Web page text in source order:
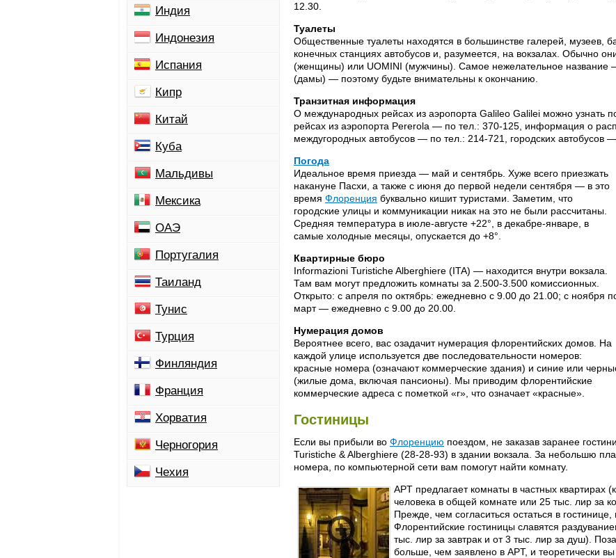
12.30.
Туалеты
Общественные туалеты находятся в большинстве галерей, музеев,
конечных станциях автобусов и, разумеется, на вокзалах. Обычно
(женщины) или UOMINI (мужчины). Самое нежелательное название
(дамы) — поэтому будьте внимательны к окончанию.
Транзитная информация
О международных рейсах из аэропорта Galileo Galilei можно узнать
рейсах из аэропорта Pererola — по тел.: 370-125, информация о
междугородных автобусов — по тел.: 214-721, городских автобусов
Погода
Идеальное время приезда — май и сентябрь. Хуже всего приезжать
накануне Пасхи, а также с июня до первой недели сентября — в это
время Флоренция буквально кишит туристами. Заметим, что
городские улицы и коммуникации никак на это не были рассчитаны.
Средняя температура в июле-августе +22°, в декабре-январе, в
самые холодные месяцы, опускается до +8°.
Квартирные бюро
Informazioni Turistiche Alberghiere (ITA) — находится внутри вокзала.
Там вам могут предложить комнаты за 2.500-3.500 комиссионных.
Открыто: с апреля по октябрь: ежедневно с 9.00 до 21.00; с ноября
март — ежедневно с 9.00 до 20.00.
Нумерация домов
Вероятнее всего, вас озадачит нумерация флорентийских домов. На
каждой улице используется две последовательности номеров:
красные номера (означают коммерческие здания) и синие или
(жилые дома, включая пансионы). Мы приводим флорентийские
коммерческие адреса с пометкой «r», что означает «красные».
Гостиницы
Если вы прибыли во Флоренцию поездом, не заказав заранее
Turistiche & Alberghiere (28-28-93) в здании вокзала. За небольшю
номера, по компьютерной сети вам помогут найти комнату.
APT предлагает комнаты в частных квартирах
человека в общей комнате или 25 тыс. лир за
Прежде, чем согласиться остаться в
Флорентийские гостиницы славятся
тыс. лир за завтрак и от 3 тыс. лир за душ).
больше, чем заявлено в APT, и теоретически
Индия
Индонезия
Испания
Кипр
Китай
Куба
Мальдивы
Мексика
ОАЭ
Португалия
Таиланд
Тунис
Турция
Финляндия
Франция
Хорватия
Черногория
Чехия